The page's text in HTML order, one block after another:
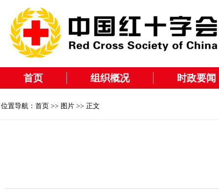
首页 组织概况 时政要闻
位置导航： 首页 >> 图片 >> 正文